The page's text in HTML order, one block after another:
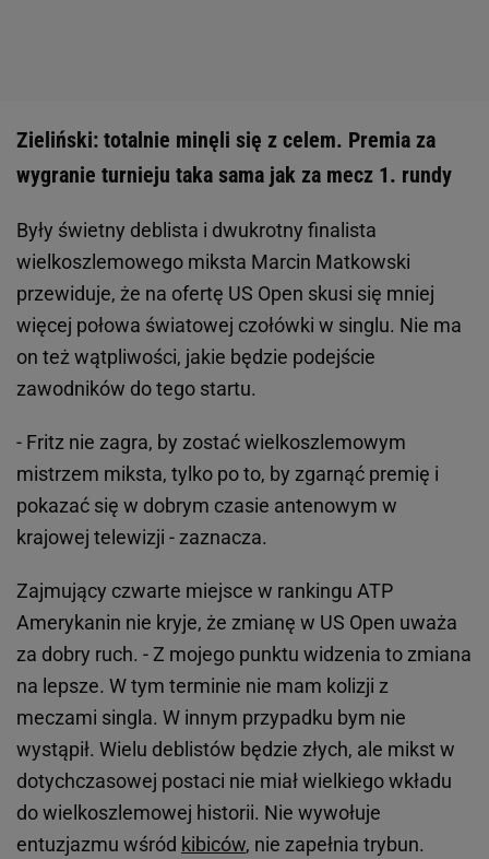
Zieliński: totalnie minęli się z celem. Premia za
wygranie turnieju taka sama jak za mecz 1. rundy
Były świetny deblista i dwukrotny finalista
wielkoszlemowego miksta Marcin Matkowski
przewiduje, że na ofertę US Open skusi się mniej
więcej połowa światowej czołówki w singlu. Nie ma
on też wątpliwości, jakie będzie podejście
zawodników do tego startu.
- Fritz nie zagra, by zostać wielkoszlemowym
mistrzem miksta, tylko po to, by zgarnąć premię i
pokazać się w dobrym czasie antenowym w
krajowej telewizji - zaznacza.
Zajmujący czwarte miejsce w rankingu ATP
Amerykanin nie kryje, że zmianę w US Open uważa
za dobry ruch. - Z mojego punktu widzenia to zmiana
na lepsze. W tym terminie nie mam kolizji z
meczami singla. W innym przypadku bym nie
wystąpił. Wielu deblistów będzie złych, ale mikst w
dotychczasowej postaci nie miał wielkiego wkładu
do wielkoszlemowej historii. Nie wywołuje
entuzjazmu wśród kibiców, nie zapełnia trybun.